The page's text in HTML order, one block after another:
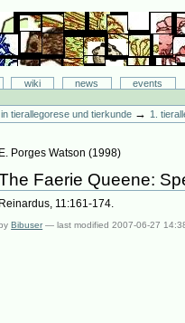
wiki news
events
tierallegorese und tierkunde →1.
E. Porges Watson (1998)
Faerie Queene:
Reinardus, 11:161-174.
Bibuser —last modified2007-06-27